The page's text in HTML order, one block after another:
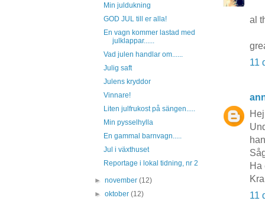
al
11
Ha
11
Min juldukning
GOD JUL till er alla!
En vagn kommer lastad med
julklappar......
Vad julen handlar om......
Julig saft
Julens kryddor
Vinnare!
Liten julfrukost på sängen.....
Min pysselhylla
En gammal barnvagn.....
Jul i växthuset
Reportage i lokal tidning, nr 2
►november(12)
►oktober(12)